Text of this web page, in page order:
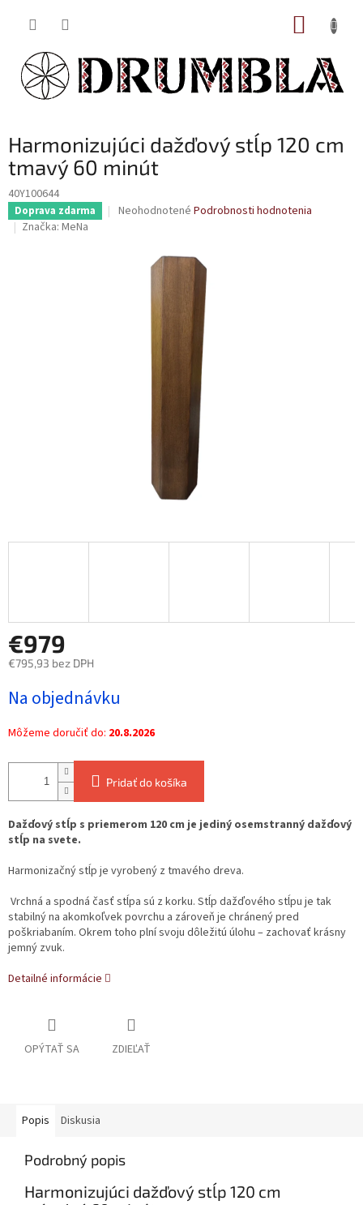
Harmonizujúci dažďový stĺp 120 cm
tmavý 60 minút
40Y100644
Doprava zdarma
Priemerné
Neohodnotené Podrobnosti hodnotenia
Značka: MeNa
€979
€795,93 bez DPH
cena:
Na objednávku
Môžeme doručiť do: 20.8.2026
Pridať do košíka
Dažďový stĺp s priemerom 120 cm je jediný osemstranný dažďový
stĺp na svete.
Harmonizačný stĺp je vyrobený z tmavého dreva.
Vrchná a spodná časť stĺpa sú z korku. Stĺp dažďového stĺpu je tak
stabilný na akomkoľvek povrchu a zároveň je chránený pred
poškriabaním. Okrem toho plní svoju dôležitú úlohu – zachovať krásny
jemný zvuk.
Detailné informácie
OPÝTAŤ SA ZDIEĽAŤ
Popis Diskusia
Podrobný popis
Harmonizujúci dažďový stĺp 120 cm